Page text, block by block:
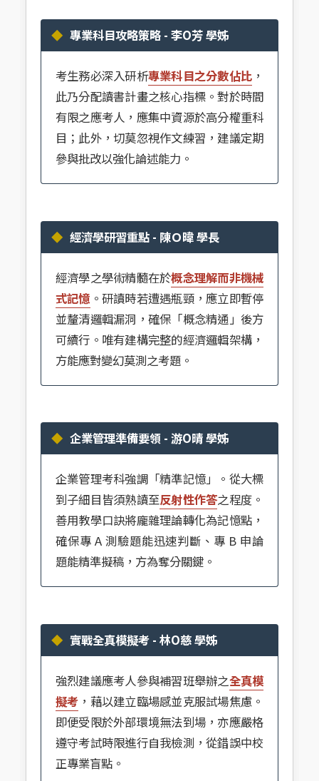
專業科目攻略策略 - 李O芳 學姊
考生務必深入研析專業科目之分數佔比 ，
此乃分配讀書計畫之核心指標。對於時間
有限之應考人，應集中資源於高分權重科
目；此外，切莫忽視作文練習，建議定期
參與批改以強化論述能力。
經濟學研習重點 - 陳Ｏ暐 學長
經濟學之學術精髓在於概念理解而非機械
式記憶 。研讀時若遭遇瓶頸，應立即暫停
並釐清邏輯漏洞，確保「概念精通」後方
可續行。唯有建構完整的經濟邏輯架構，
方能應對變幻莫測之考題。
企業管理準備要領 - 游O晴 學姊
企業管理考科強調「精準記憶」。從大標
到子細目皆須熟讀至反射性作答之程度。
善用教學口訣將龐雜理論轉化為記憶點，
確保專 A 測驗題能迅速判斷、專 B 申論
題能精準擬稿，方為奪分關鍵。
實戰全真模擬考 - 林O慈 學姊
強烈建議應考人參與補習班舉辦之全真模
擬考 ，藉以建立臨場感並克服試場焦慮。
即便受限於外部環境無法到場，亦應嚴格
遵守考試時限進行自我檢測，從錯誤中校
正專業盲點。